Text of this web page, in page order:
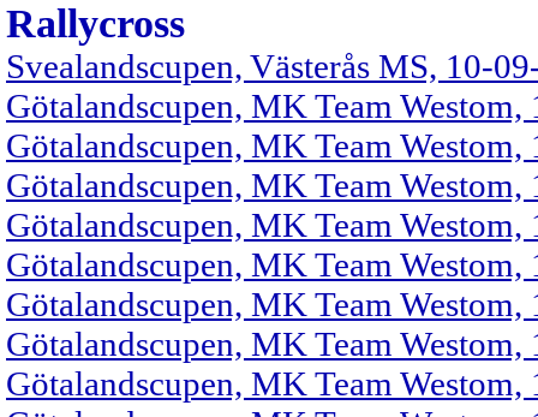
Rallycross
Svealandscupen, Västerås MS, 10-
Götalandscupen, MK Team Westom,
Götalandscupen, MK Team
Götalandscupen, MK Team
Götalandscupen, MK Team
Götalandscupen, MK Team
Götalandscupen, MK Team
Götalandscupen, MK Team
Götalandscupen, MK Team